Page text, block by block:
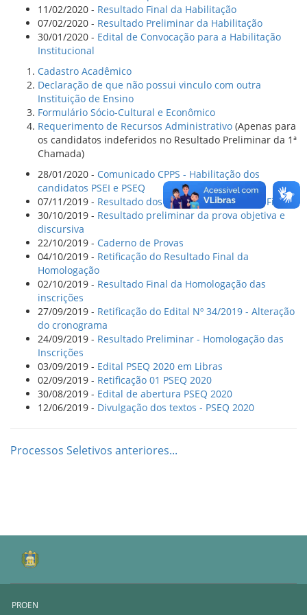
11/02/2020 - Resultado Final da Habilitação
07/02/2020 - Resultado Preliminar da Habilitação
30/01/2020 - Edital de Convocação para a Habilitação
Institucional
Cadastro Acadêmico
Declaração de que não possui vinculo com outra
Instituição de Ensino
Formulário Sócio-Cultural e Econômico
Requerimento de Recursos Administrativo (Apenas para
os candidatos indeferidos no Resultado Preliminar da 1ª
Chamada)
28/01/2020 - Comunicado CPPS - Habilitação dos
candidatos PSEI e PSEQ
07/11/2019 - Resultado dos Recursos e Resultado Final
30/10/2019 - Resultado preliminar da prova objetiva e
discursiva
22/10/2019 - Caderno de Provas
04/10/2019 - Retificação do Resultado Final da
Homologação
02/10/2019 - Resultado Final da Homologação das
inscrições
27/09/2019 - Retificação do Edital Nº 34/2019 - Alteração
do cronograma
24/09/2019 - Resultado Preliminar - Homologação das
Inscrições
03/09/2019 - Edital PSEQ 2020 em Libras
02/09/2019 - Retificação 01 PSEQ 2020
30/08/2019 - Edital de abertura PSEQ 2020
12/06/2019 - Divulgação dos textos - PSEQ 2020
Processos Seletivos anteriores...
PROEN